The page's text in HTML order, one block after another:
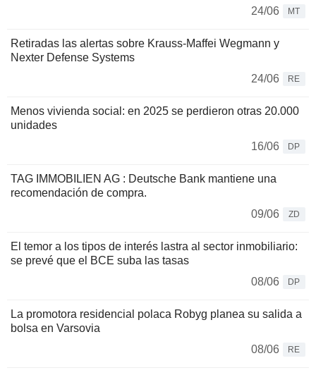
24/06
MT
Retiradas las alertas sobre Krauss-Maffei Wegmann y
Nexter Defense Systems
24/06
RE
Menos vivienda social: en 2025 se perdieron otras 20.000
unidades
16/06
DP
TAG IMMOBILIEN AG : Deutsche Bank mantiene una
recomendación de compra.
09/06
ZD
El temor a los tipos de interés lastra al sector inmobiliario:
se prevé que el BCE suba las tasas
08/06
DP
La promotora residencial polaca Robyg planea su salida a
bolsa en Varsovia
08/06
RE